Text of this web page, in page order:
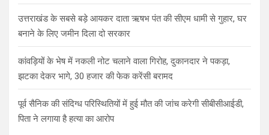
उत्तराखंड के सबसे बड़े आयकर दाता ऋषभ पंत की सीएम धामी से गुहार, घर
बनाने के लिए जमीन दिला दो सरकार
कांवड़ियों के भेष में नकली नोट चलाने वाला गिरोह, दुकानदार ने पकड़ा,
झटका देकर भागे, 30 हजार की फेक करेंसी बरामद
पूर्व सैनिक की संदिग्ध परिस्थितियों में हुई मौत की जांच करेगी सीबीसीआईडी,
पिता ने लगाया है हत्या का आरोप